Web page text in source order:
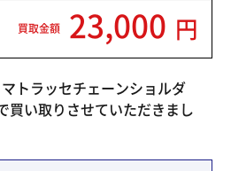
買取金額 23,000 円
トラッセチェーンショルダ
買い取りさせていただきまし